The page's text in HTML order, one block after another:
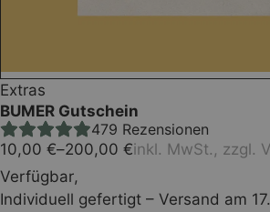
Extras
BUMER Gutschein
479 Rezensionen
10,00 €–200,00 €inkl. MwSt., zzgl.
Verfügbar,
Individuell gefertigt – Versand am